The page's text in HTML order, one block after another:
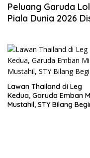
Peluang Garuda
Piala Dunia 2026
Lawan Thailand di Leg
Kedua, Garuda Emban
Mustahil, STY Bilang